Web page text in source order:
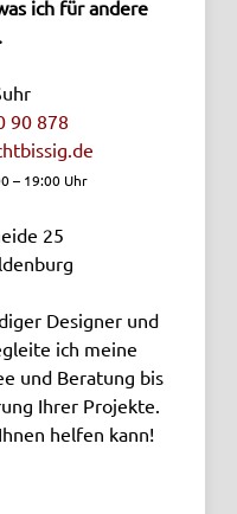
ich für andere
90 878
– 19:00 Uhr
25
Designer und
ich meine
und Beratung bis
Ihrer Projekte.
helfen kann!